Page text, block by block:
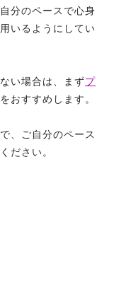
分のペースで心身
いるようにしてい
い場合は、まずプ
おすすめします。
、ご自分のペース
ださい。